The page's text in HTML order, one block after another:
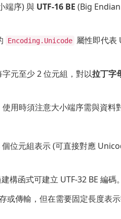
端序) 與 UTF-16 BE (Big
Encoding.Unicode 屬性即代表
元至少 2 位元組，對以拉丁字
用時須注意大小端序需與資料
位元組表示 (可直接對應
構函式可建立 UTF-32 BE 編碼。
或傳輸，但在需要固定長度表